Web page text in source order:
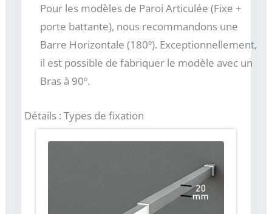
Pour les modèles de Paroi Articulée (Fixe +
porte battante), nous recommandons une
Barre Horizontale (180º). Exceptionnellement,
il est possible de fabriquer le modèle avec un
Bras à 90º.
Détails : Types de fixation